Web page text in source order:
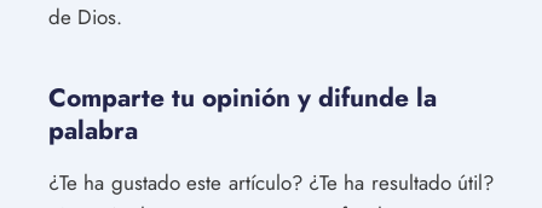
de Dios.
Comparte tu opinión y difunde la
palabra
¿Te ha gustado este artículo? ¿Te ha resultado útil?